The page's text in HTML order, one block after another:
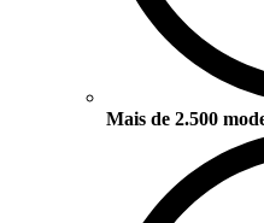
Mais de 2.500